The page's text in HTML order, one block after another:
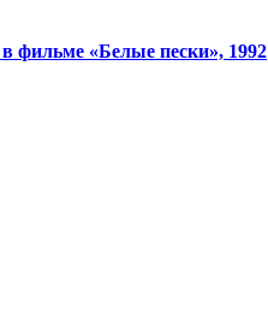
фильме «Белые пески», 1992